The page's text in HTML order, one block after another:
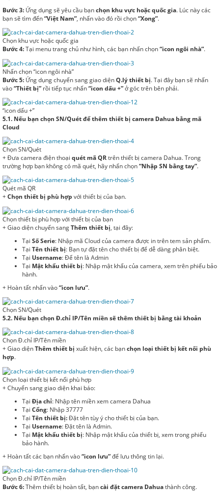
Bước 3: Ứng dụng sẽ yêu cầu bạnchọn khu vực hoặc quốc gia. Lúc này các
bạn sẽ tìm đến“Việt Nam”, nhấn vào đó rồi chọn“Xong”.
Chọn khu vực hoặc quốc gia
Bước 4:Tại menu trang chủ như hình, các bạn nhấn chọn“icon ngôi nhà”.
Nhấn chọn “icon ngôi nhà”
Bước 5: Ứng dụng chuyển sang giao diệnQ.lý thiết bị. Tại đây bạn sẽ nhấn
vào“Thiết bị” rồi tiếp tục nhấn“icon dấu +”ở góc trên bên phải.
“icon dấu +”
5.1. Nếu bạn chọn SN/Quét để thêm thiết bị camera Dahua bằng mã
Cloud
Chọn SN/Quét
+ Đưa camera điện thoại quét mã QRtrên thiết bị camera Dahua. Trong
trường hợp bạn không có mã quét, hãy nhấn chọn“Nhập SN bằng tay”.
Quét mã QR
+Chọn thiết bị phù hợp với thiết bị của bạn.
Chọn thiết bị phù hợp với thiết bị của bạn
+ Giao diện chuyển sangThêm thiết bị, tại đây:
Tại Số Serie: Nhập mã Cloud của camera được in trên tem sản phẩm.
Tại Tên thiết bị: Bạn tự đặt tên cho thiết bị để dễ dàng phân biệt.
Tại Username: Để tên là Admin
Tại Mật khẩu thiết bị: Nhập mật khẩu của camera, xem trên phiếu bảo
hành.
+ Hoàn tất nhấn vào“icon lưu”.
Chọn SN/Quét
5.2. Nếu bạn chọn Đ.chỉ IP/Tên miền sẽ thêm thiết bị bằng tài khoản
Chọn Đ.chỉ IP/Tên miền
+ Giao diệnThêm thiết bị xuất hiện, các bạnchọn loại thiết bị kết nối phù
hợp.
Chọn loại thiết bị kết nối phù hợp
+ Chuyển sang giao diện khai báo:
Tại Địa chỉ: Nhập tên miền xem camera Dahua
Tại Cổng: Nhập 37777
Tại Tên thiết bị:Đặt tên tùy ý cho thiết bị của bạn.
Tại Username: Đặt tên là Admin.
Tại Mật khẩu thiết bị: Nhập mật khẩu của thiết bị, xem trong phiếu
bảo hành.
+ Hoàn tất các bạn nhấn vào“icon lưu”để lưu thông tin lại.
Chọn Đ.chỉ IP/Tên miền
Bước 6:Thêm thiết bị hoàn tất, bạncài đặt camera Dahuathành công.